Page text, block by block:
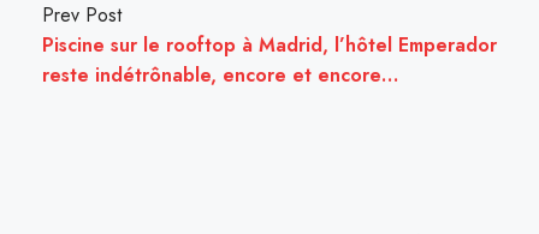
Prev Post
Piscine sur le rooftop à Madrid, l’hôtel Emperador
reste indétrônable, encore et encore…